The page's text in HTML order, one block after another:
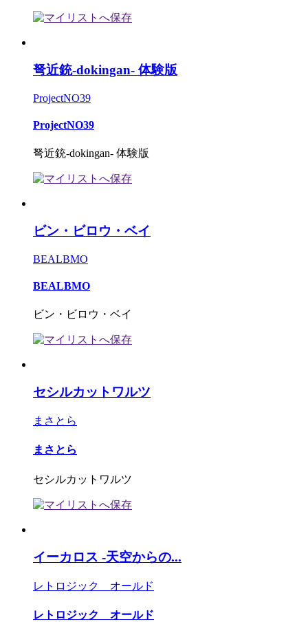
弩近銃-dokingan- 体験版
ProjectNO39
ProjectNO39
弩近銃-dokingan- 体験版
ビン・ビロウ・ベイ
BEALBMO
BEALBMO
ビン・ビロウ・ベイ
セシルカットワルツ
まさとら
まさとら
セシルカットワルツ
イーカロス -天空からの...
レトロジック オールド
レトロジック オールド